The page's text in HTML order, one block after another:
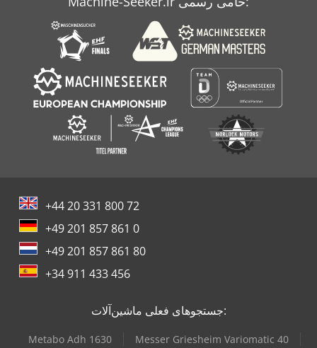
به نظر می رسید
+44 20 331 800 72
+49 201 857 861 0
+49 201 857 861 80
+34 911 433 456
جستجوهای فعلی ماشین‌آلات:
Metabo Adh 1630
Messer Griesheim Variomatic 40